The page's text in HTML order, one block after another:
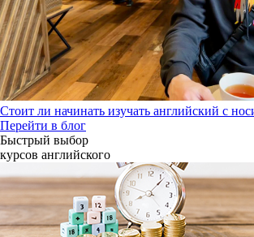
Стоит ли начинать изучать английский с
Перейти в блог
Быстрый выбор
курсов английcкого